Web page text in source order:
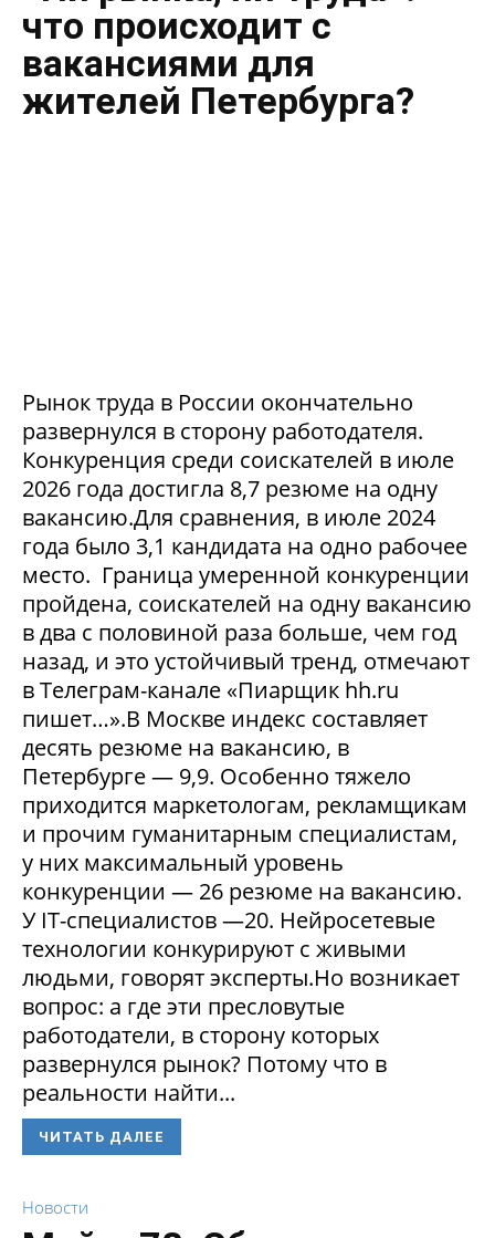
что происходит с
вакансиями для
жителей Петербурга?
Рынок труда в России окончательно
развернулся в сторону работодателя.
Конкуренция среди соискателей в июле
2026 года достигла 8,7 резюме на одну
вакансию.Для сравнения, в июле 2024
года было 3,1 кандидата на одно рабочее
место. Граница умеренной конкуренции
пройдена, соискателей на одну вакансию
в два с половиной раза больше, чем год
назад, и это устойчивый тренд, отмечают
в Телеграм-канале «Пиарщик hh.ru
пишет…».В Москве индекс составляет
десять резюме на вакансию, в
Петербурге — 9,9. Особенно тяжело
приходится маркетологам, рекламщикам
и прочим гуманитарным специалистам,
у них максимальный уровень
конкуренции — 26 резюме на вакансию.
У IT-специалистов —20. Нейросетевые
технологии конкурируют с живыми
людьми, говорят эксперты.Но возникает
вопрос: а где эти пресловутые
работодатели, в сторону которых
развернулся рынок? Потому что в
реальности найти...
ЧИТАТЬ ДАЛЕЕ
Новости